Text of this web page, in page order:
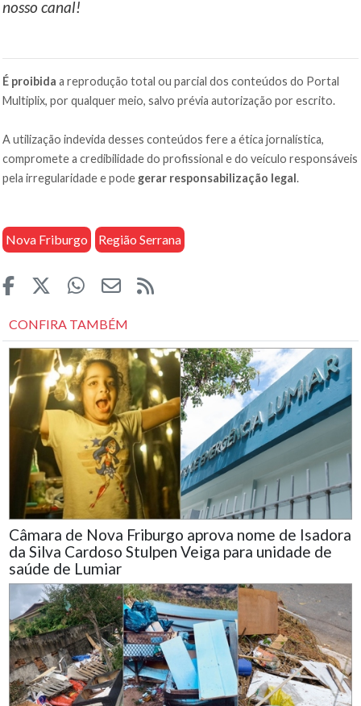
nosso canal!
É proibida a reprodução total ou parcial dos conteúdos do Portal
Multiplix, por qualquer meio, salvo prévia autorização por escrito.
A utilização indevida desses conteúdos fere a ética jornalística,
compromete a credibilidade do profissional e do veículo responsáveis
pela irregularidade e pode gerar responsabilização legal.
Nova Friburgo Região Serrana
CONFIRA TAMBÉM
Câmara de Nova Friburgo aprova nome de Isadora
da Silva Cardoso Stulpen Veiga para unidade de
saúde de Lumiar